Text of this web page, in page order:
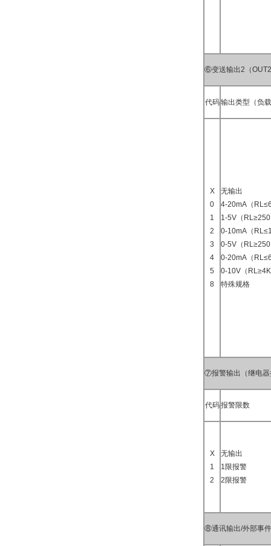
⑥变送输出2（
代码输出类型（负
X
0
1
2
3
4
5
8
无输出
4-20mA（
1-5V（
0-10mA（
0-5V（
0-20mA（
0-10V（
特殊规格
⑦报警输出（继电器
代码报警限数
X
1
2
无输出
1限报警
2限报警
⑧通讯输出/外部事